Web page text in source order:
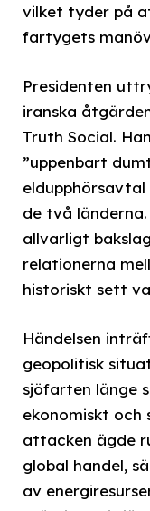
vilket tyder på
fartygets
Presidenten
iranska
Truth Social.
”uppenbart
de två
allvarligt
relationerna
historiskt sett
Händelsen
geopolitisk
sjöfarten länge
ekonomiskt
attacken ägde
global handel,
av